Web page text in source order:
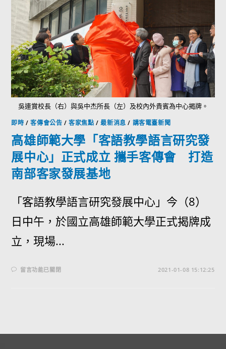
吳連賞校長（右）與吳中杰所長（左）及校內外貴賓為中心揭牌。
即時 /客傳會公告 /客家焦點 /最新消息 / 講客電臺新聞
高雄師範大學「客語教學語言研究發
展中心」正式成立 攜手客傳會 打造
南部客家發展基地
「客語教學語言研究發展中心」今（8）
日中午，於國立高雄師範大學正式揭牌成
立，現場...
留言功能已關閉 2021-01-08 15:12:25